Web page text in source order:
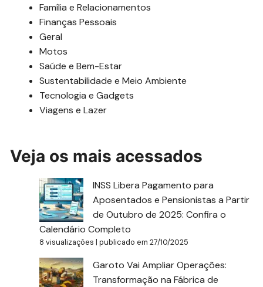
Família e Relacionamentos
Finanças Pessoais
Geral
Motos
Saúde e Bem-Estar
Sustentabilidade e Meio Ambiente
Tecnologia e Gadgets
Viagens e Lazer
Veja os mais acessados
INSS Libera Pagamento para
Aposentados e Pensionistas a Partir
de Outubro de 2025: Confira o
Calendário Completo
8 visualizações |publicado em 27/10/2025
Garoto Vai Ampliar Operações:
Transformação na Fábrica de